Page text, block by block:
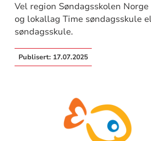
Vel region Søndagsskolen Norge
og lokallag Time søndagsskule
søndagsskule.
Publisert: 17.07.2025